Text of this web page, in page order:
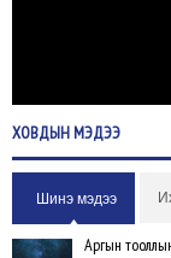
ХОВДЫНМЭДЭЭ
Шинэ мэдээ
Аргын